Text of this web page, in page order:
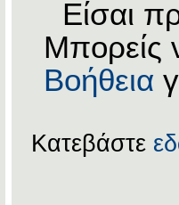
Είσαι
Μπορείς
Βοήθεια
Κατεβάστε